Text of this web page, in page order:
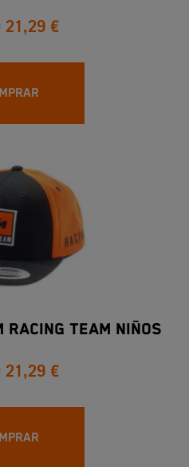
21,29 €
Racing Team Niños
21,29 €